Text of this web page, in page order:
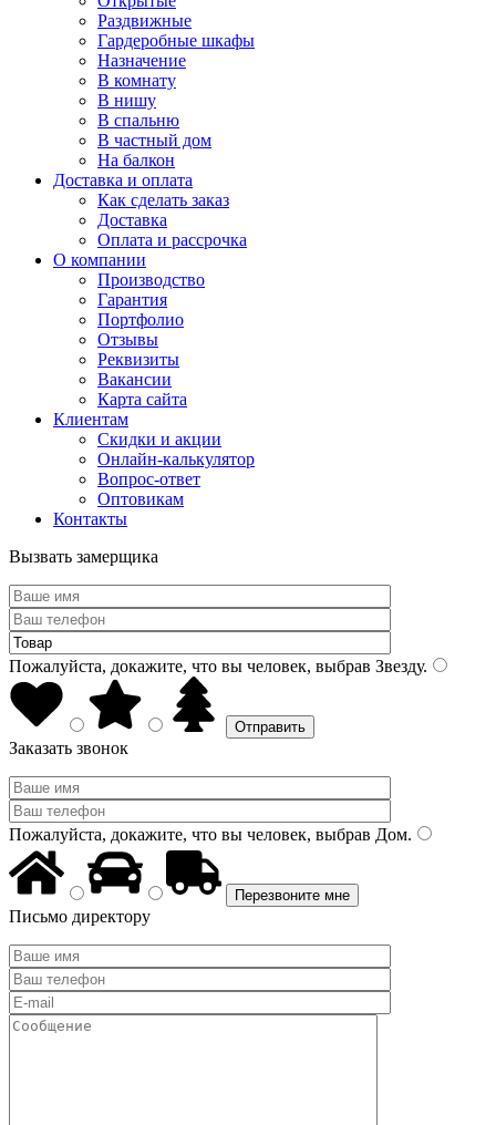
Раздвижные
Гардеробные шкафы
Назначение
В комнату
В нишу
В спальню
В частный дом
На балкон
Доставка и оплата
Как сделать заказ
Доставка
Оплата и рассрочка
О компании
Производство
Гарантия
Портфолио
Отзывы
Реквизиты
Вакансии
Карта сайта
Клиентам
Скидки и акции
Онлайн-калькулятор
Вопрос-ответ
Оптовикам
Контакты
Вызвать замерщика
Пожалуйста, докажите, что вы человек, выбрав Звезду.
Заказать звонок
Пожалуйста, докажите, что вы человек, выбрав Дом.
Письмо директору